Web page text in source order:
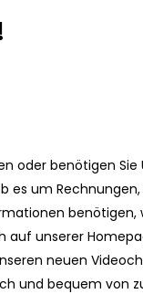
oder benötigen
es um
benötigen,
auf unserer
neuen
und bequem von